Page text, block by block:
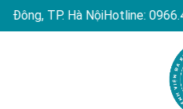
- 1900.866.689